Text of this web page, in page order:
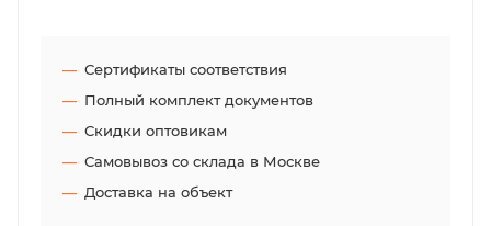
Сертификаты соответствия
Полный комплект документов
Скидки оптовикам
Самовывоз со склада в Москве
Доставка на объект